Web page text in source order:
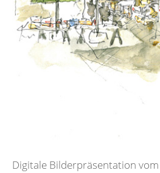
Digitale Bilderpräsentation